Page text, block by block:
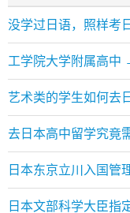
艺术类的学生如何去
去日本高中留学究竟
日本东京立川入国管